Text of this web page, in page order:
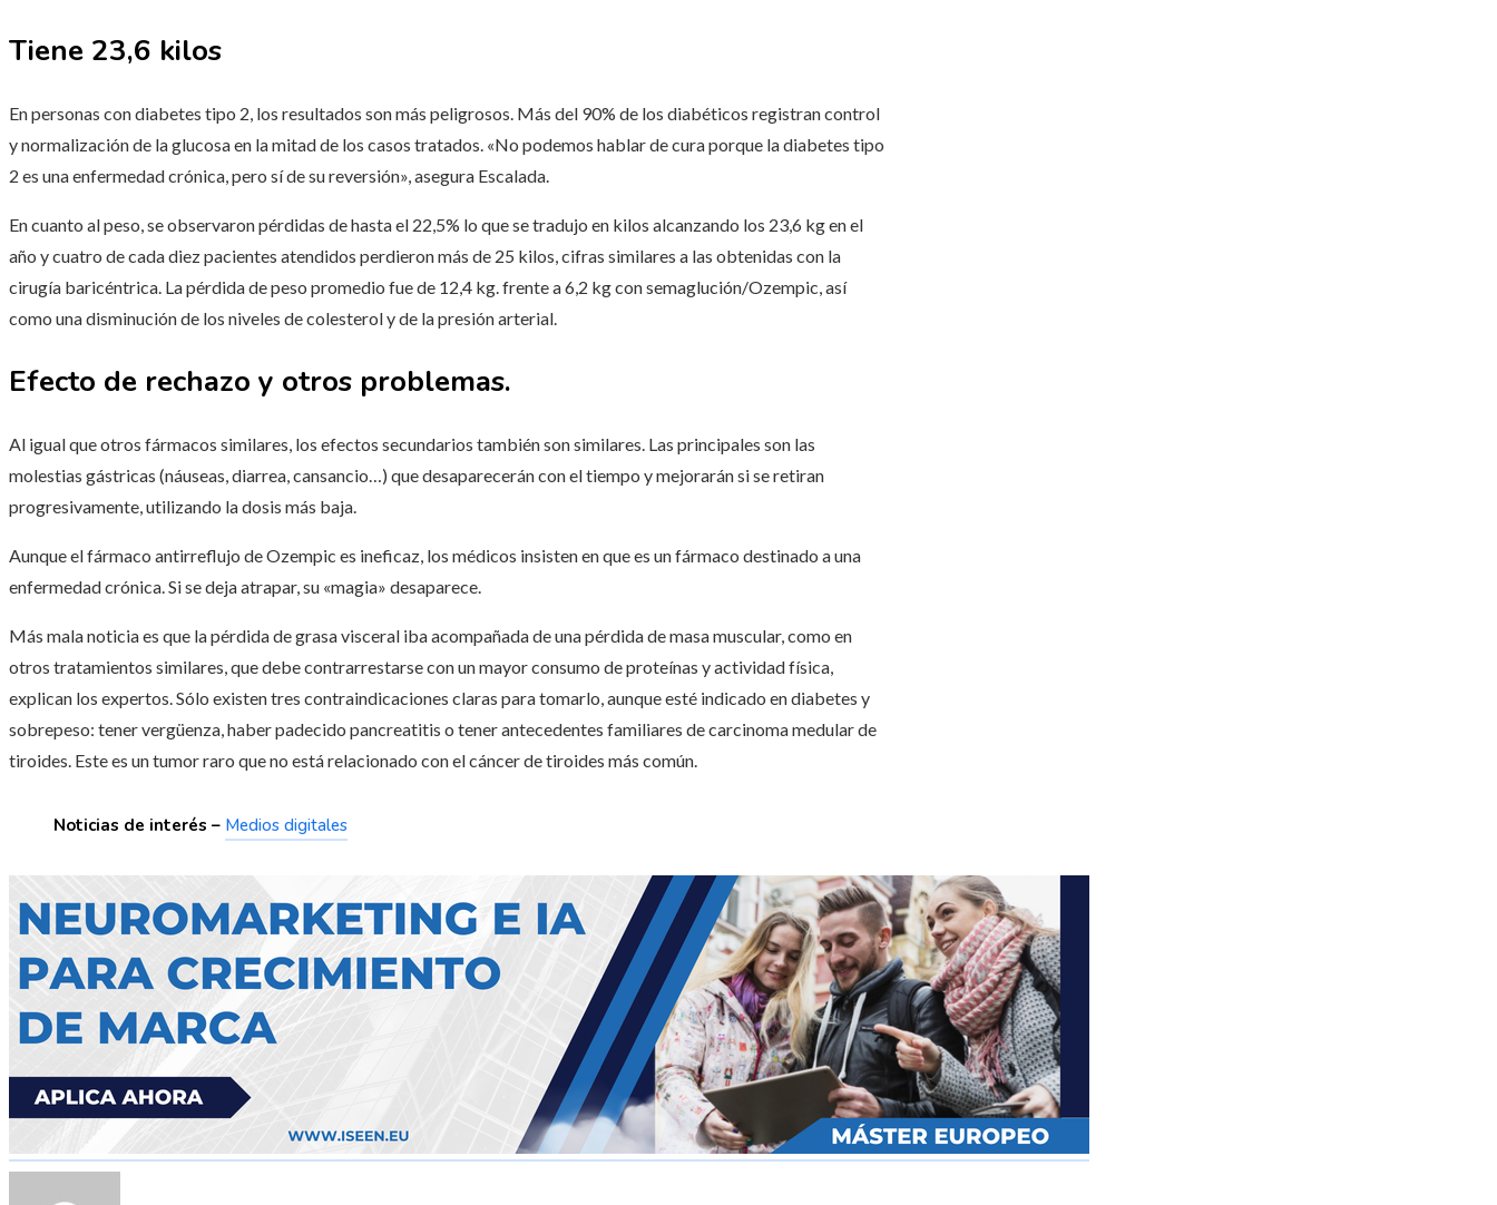
Tiene 23,6 kilos
En personas con diabetes tipo 2, los resultados son más peligrosos. Más del 90% de los diabéticos registran control
y normalización de la glucosa en la mitad de los casos tratados. «No podemos hablar de cura porque la diabetes tipo
2 es una enfermedad crónica, pero sí de su reversión», asegura Escalada.
En cuanto al peso, se observaron pérdidas de hasta el 22,5% lo que se tradujo en kilos alcanzando los 23,6 kg en el
año y cuatro de cada diez pacientes atendidos perdieron más de 25 kilos, cifras similares a las obtenidas con la
cirugía baricéntrica. La pérdida de peso promedio fue de 12,4 kg. frente a 6,2 kg con semaglución/Ozempic, así
como una disminución de los niveles de colesterol y de la presión arterial.
Efecto de rechazo y otros problemas.
Al igual que otros fármacos similares, los efectos secundarios también son similares. Las principales son las
molestias gástricas (náuseas, diarrea, cansancio…) que desaparecerán con el tiempo y mejorarán si se retiran
progresivamente, utilizando la dosis más baja.
Aunque el fármaco antirreflujo de Ozempic es ineficaz, los médicos insisten en que es un fármaco destinado a una
enfermedad crónica. Si se deja atrapar, su «magia» desaparece.
Más mala noticia es que la pérdida de grasa visceral iba acompañada de una pérdida de masa muscular, como en
otros tratamientos similares, que debe contrarrestarse con un mayor consumo de proteínas y actividad física,
explican los expertos. Sólo existen tres contraindicaciones claras para tomarlo, aunque esté indicado en diabetes y
sobrepeso: tener vergüenza, haber padecido pancreatitis o tener antecedentes familiares de carcinoma medular de
tiroides. Este es un tumor raro que no está relacionado con el cáncer de tiroides más común.
Noticias de interés – Medios digitales